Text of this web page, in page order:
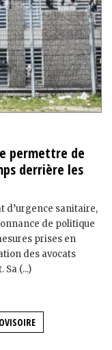
permettre de
derrière les
d’urgence sanitaire,
de politique
prises en
des avocats
Sa (...)